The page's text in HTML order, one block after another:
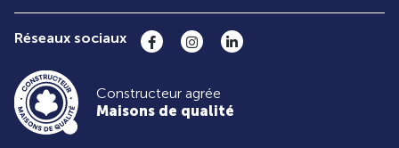
Réseaux sociaux
Constructeur agrée
Maisons de qualité